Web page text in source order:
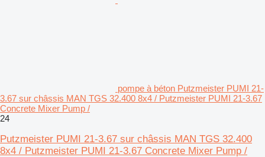
pompe à béton Putzmeister PUMI 21-
3.67 sur châssis MAN TGS 32.400 8x4 / Putzmeister PUMI 21-3.67
Concrete Mixer Pump /
24
Putzmeister PUMI 21-3.67 sur châssis MAN TGS 32.400
8x4 / Putzmeister PUMI 21-3.67 Concrete Mixer Pump /